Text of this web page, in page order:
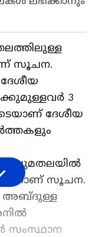
തലത്തിലുള്ള
സൂചന.
3
ദേശീയ
ചുമതലയിൽ
സൂചന.
അബ്​ദുള്ള
സംസ്ഥാന